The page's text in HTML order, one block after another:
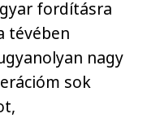
fordításra
tévében
nagy
sok